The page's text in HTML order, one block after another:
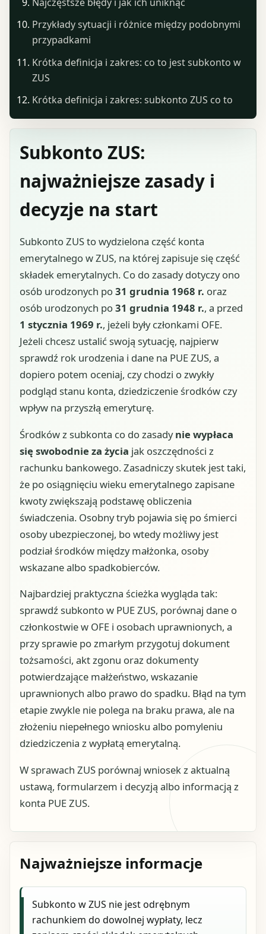
Subkonto ZUS:
najważniejsze zasady i
decyzje na start
Subkonto ZUS to wydzielona część konta
emerytalnego w ZUS, na której zapisuje się część
składek emerytalnych. Co do zasady dotyczy ono
osób urodzonych po31 grudnia 1968 r. oraz
osób urodzonych po31 grudnia 1948 r., a przed
1 stycznia 1969 r., jeżeli były członkami OFE.
Jeżeli chcesz ustalić swoją sytuację, najpierw
sprawdź rok urodzenia i dane na PUE ZUS, a
dopiero potem oceniaj, czy chodzi o zwykły
podgląd stanu konta, dziedziczenie środków czy
wpływ na przyszłą emeryturę.
Środków z subkonta co do zasadynie wypłaca
się swobodnie za życia jak oszczędności z
rachunku bankowego. Zasadniczy skutek jest taki,
że po osiągnięciu wieku emerytalnego zapisane
kwoty zwiększają podstawę obliczenia
świadczenia. Osobny tryb pojawia się po śmierci
osoby ubezpieczonej, bo wtedy możliwy jest
podział środków między małżonka, osoby
wskazane albo spadkobierców.
Najbardziej praktyczna ścieżka wygląda tak:
sprawdź subkonto w PUE ZUS, porównaj dane o
członkostwie w OFE i osobach uprawnionych, a
przy sprawie po zmarłym przygotuj dokument
tożsamości, akt zgonu oraz dokumenty
potwierdzające małżeństwo, wskazanie
uprawnionych albo prawo do spadku. Błąd na tym
etapie zwykle nie polega na braku prawa, ale na
złożeniu niepełnego wniosku albo pomyleniu
dziedziczenia z wypłatą emerytalną.
W sprawach ZUS porównaj wniosek z aktualną
ustawą, formularzem i decyzją albo informacją z
konta PUE ZUS.
Najważniejsze informacje
Subkonto w ZUS nie jest odrębnym
rachunkiem do dowolnej wypłaty, lecz
Przykłady sytuacji i różnice między podobnymi
przypadkami
Krótka definicja i zakres: co to jest subkonto w
ZUS
Krótka definicja i zakres: subkonto ZUS co to